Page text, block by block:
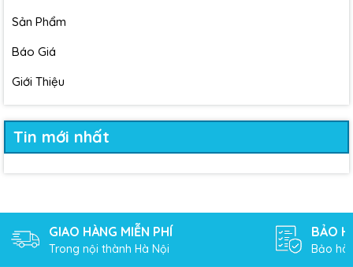
Sản Phẩm
Báo Giá
Giới Thiệu
Tin mới nhất
GIAO HÀNG MIỄN PHÍ
Trong nội thành Hà Nội
BẢO
Bảo